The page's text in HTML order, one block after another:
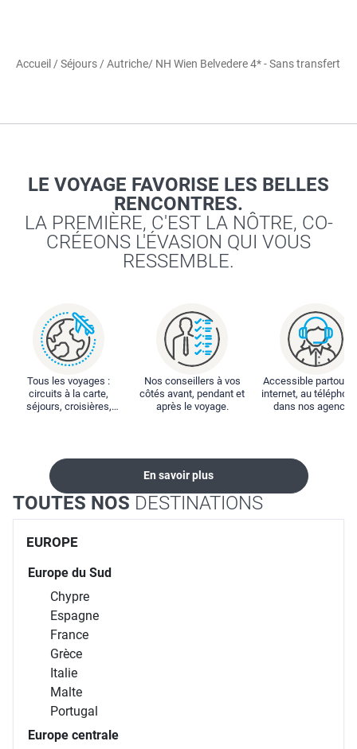
Accueil /Séjours /Autriche/ NH Wien Belvedere 4* - Sans transfert
LE VOYAGE FAVORISE LES BELLES
RENCONTRES.
LA PREMIÈRE, C'EST LA NÔTRE, CO-
CRÉEONS L'ÉVASION QUI VOUS
RESSEMBLE.
Tous les voyages :
circuits à la carte,
séjours, croisières,
Nos conseillers à vos
côtés avant, pendant et
après le voyage.
Accessible partout :
internet, au
dans nos
En savoir plus
TOUTES NOS DESTINATIONS
EUROPE
Europe du Sud
Chypre
Espagne
France
Grèce
Italie
Malte
Portugal
Europe centrale